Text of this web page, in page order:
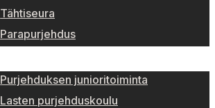
Tähtiseura
Parapurjehdus
Purjehduksen junioritoiminta
Lasten purjehduskoulu